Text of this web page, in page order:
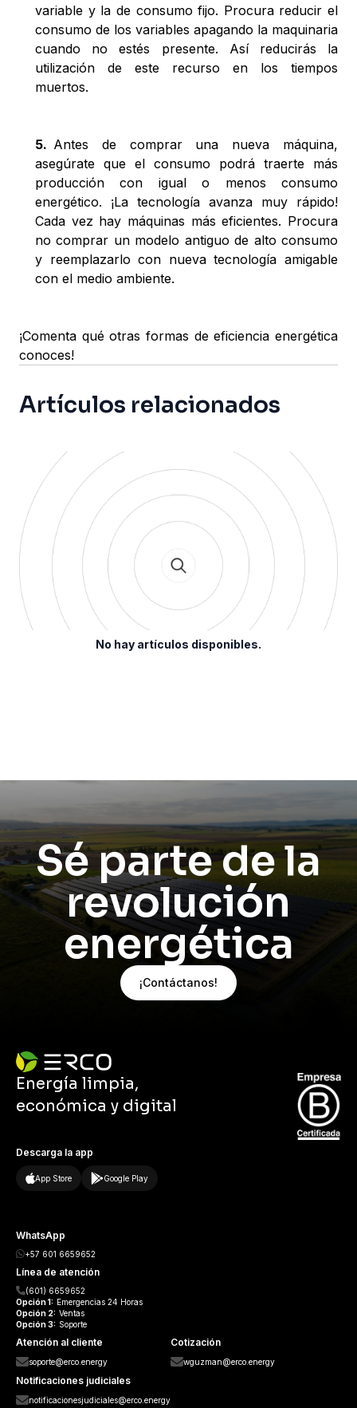
variable y la de consumo fijo. Procura reducir el
consumo de los variables apagando la maquinaria
cuando no estés presente. Así reducirás la
utilización de este recurso en los tiempos
muertos.
5. Antes de comprar una nueva máquina,
asegúrate que el consumo podrá traerte más
producción con igual o menos consumo
energético. ¡La tecnología avanza muy rápido!
Cada vez hay máquinas más eficientes. Procura
no comprar un modelo antiguo de alto consumo
y reemplazarlo con nueva tecnología amigable
con el medio ambiente.
¡Comenta qué otras formas de eficiencia energética
conoces!
Artículos relacionados
No hay artículos disponibles.
Sé parte de la
revolución
energética
¡Contáctanos!
Energía limpia,
económica y digital
Descarga la app
App Store Google Play
WhatsApp
+57 601 6659652
Línea de atención
(601) 6659652
Opción1: Emergencias 24 Horas
Opción 2: Ventas
Opción3: Soporte
Atención al cliente
soporte@erco.energy
Notificaciones judiciales
notificacionesjudiciales@erco.energy
Cotización
wguzman@erco.energy